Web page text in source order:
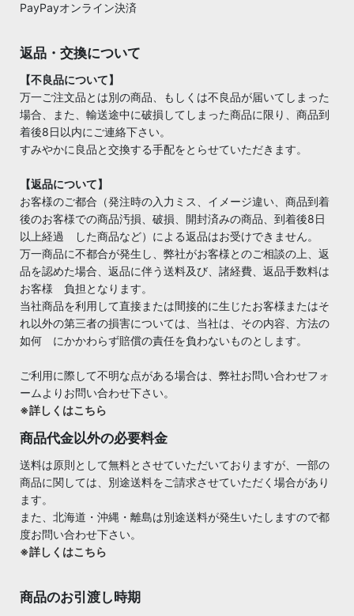
PayPayオンライン決済
返品・交換について
【不良品について】
万一ご注文品とは別の商品、もしくは不良品が届いてしまった
場合、また、輸送途中に破損してしまった商品に限り、商品到
着後8日以内にご連絡下さい。
すみやかに良品と交換する手配をとらせていただきます。
【返品について】
お客様のご都合（発注時の入力ミス、イメージ違い、商品到着
後のお客様での商品汚損、破損、開封済みの商品、到着後8日
以上経過 した商品など）による返品はお受けできません。
万一商品に不都合が発生し、弊社がお客様とのご相談の上、返
品を認めた場合、返品に伴う送料及び、諸経費、返品手数料は
お客様 負担となります。
当社商品を利用して直接または間接的に生じたお客様またはそ
れ以外の第三者の損害については、当社は、その内容、方法の
如何 にかかわらず賠償の責任を負わないものとします。
ご利用に際して不明な点がある場合は、弊社お問い合わせフォ
ームよりお問い合わせ下さい。
※詳しくはこちら
商品代金以外の必要料金
送料は原則として無料とさせていただいておりますが、一部の
商品に関しては、別途送料をご請求させていただく場合があり
ます。
また、北海道・沖縄・離島は別途送料が発生いたしますので都
度お問い合わせ下さい。
※詳しくはこちら
商品のお引渡し時期